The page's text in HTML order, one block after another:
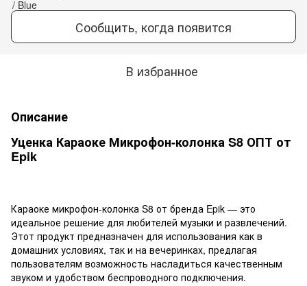
Сообщить, когда появится
В избранное
Описание
Уценка Караоке Микрофон-колонка S8 ОПТ от
Epik
Караоке микрофон-колонка S8 от бренда Epik — это
идеальное решение для любителей музыки и развлечений.
Этот продукт предназначен для использования как в
домашних условиях, так и на вечеринках, предлагая
пользователям возможность насладиться качественным
звуком и удобством беспроводного подключения.